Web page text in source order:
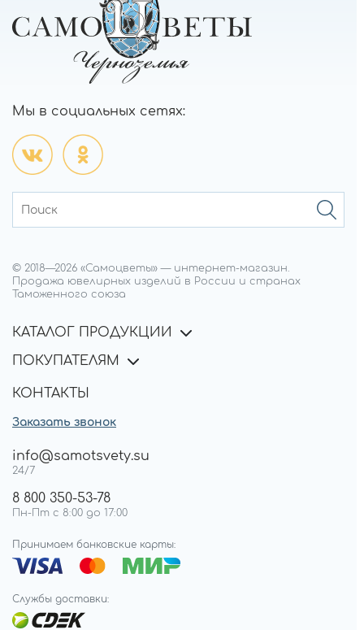
Мы в социальных сетях:
© 2018—2026 «Самоцветы» — интернет-магазин.
Продажа ювелирных изделий в России и странах
Таможенного союза
КАТАЛОГ ПРОДУКЦИИ
ПОКУПАТЕЛЯМ
КОНТАКТЫ
Заказать звонок
info@samotsvety.su
24/7
8 800 350-53-78
Пн-Пт с 8:00 до 17:00
Принимаем банковские карты:
Службы доставки: